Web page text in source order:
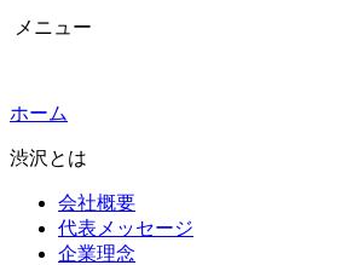
メニュー
ホーム
渋沢とは
会社概要
代表メッセージ
企業理念